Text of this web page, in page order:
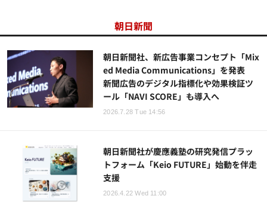
朝日新聞
朝日新聞社、新広告事業コンセプト「Mix
ed Media Communications」を発表
新聞広告のデジタル指標化や効果検証ツ
ール「NAVI SCORE」も導入へ
2026.7.28 Tue 14:56
朝日新聞社が慶應義塾の研究発信プラッ
トフォーム「Keio FUTURE」始動を伴走
支援
2026.4.22 Wed 11:00